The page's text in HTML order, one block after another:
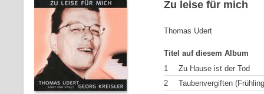
Zu leise für mich
Thomas Udert
Titel auf diesem Album
1
Zu Hause ist der Tod
2
Taubenvergiften